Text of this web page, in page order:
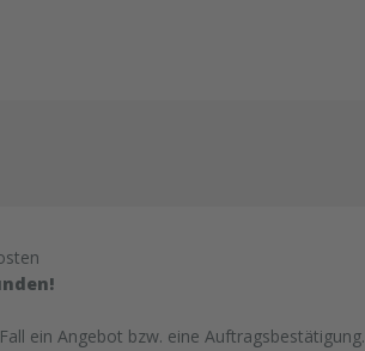
ein Angebot bzw. eine Auftragsbestätigung.